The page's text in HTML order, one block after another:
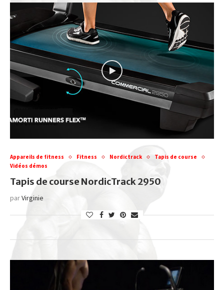
Appareils de fitness Fitness Nordictrack
Tapis de course
Vidéos démos
Tapis de course NordicTrack 2950
parVirginie